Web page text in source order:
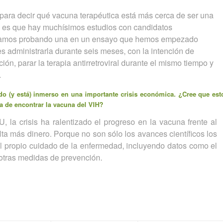
decir qué vacuna terapéutica está más cerca de ser una
que hay muchísimos estudios con candidatos
probando una en un ensayo que hemos empezado
administrarla durante seis meses, con la intención de
parar la terapia antirretroviral durante el mismo tiempo y
(y está) inmerso en una importante crisis económica. ¿Cree que
encontrar la vacuna del VIH?
la crisis ha ralentizado el progreso en la vacuna frente al
más dinero. Porque no son sólo los avances científicos los
cuidado de la enfermedad, incluyendo datos como el
medidas de prevención.